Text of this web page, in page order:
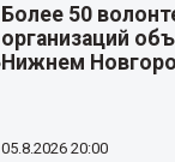
Более 50
организаций
Нижнем
05.8.2026 20:00